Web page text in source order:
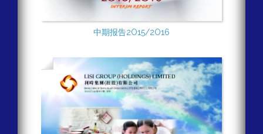
中期报告2O15/2O16